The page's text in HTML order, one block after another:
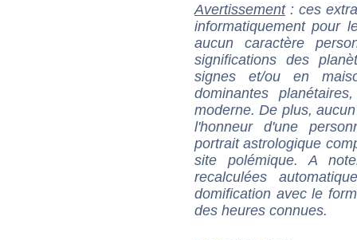
Avertissement: ces
informatiquement pour
aucun caractère
significations des
signes et/ou en
dominantes
moderne. De plus,
l'honneur d'une
portrait astrologique
site polémique. A
recalculées
domification avec le
des heures connues.